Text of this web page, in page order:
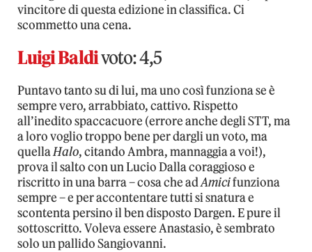
vincitore di questa edizione in classifica. Ci
scommetto una cena.
Luigi Baldivoto: 4,5
Puntavo tanto su di lui, ma uno così funziona se è
sempre vero, arrabbiato, cattivo. Rispetto
all’inedito spaccacuore (errore anche degli STT, ma
a loro voglio troppo bene per dargli un voto, ma
quellaHalo, citando Ambra, mannaggia a voi!),
prova il salto con un Lucio Dalla coraggioso e
riscritto in una barra – cosa che adAmicifunziona
sempre – e per accontentare tutti si snatura e
scontenta persino il ben disposto Dargen. E pure il
sottoscritto. Voleva essere Anastasio, è sembrato
solo un pallido Sangiovanni.